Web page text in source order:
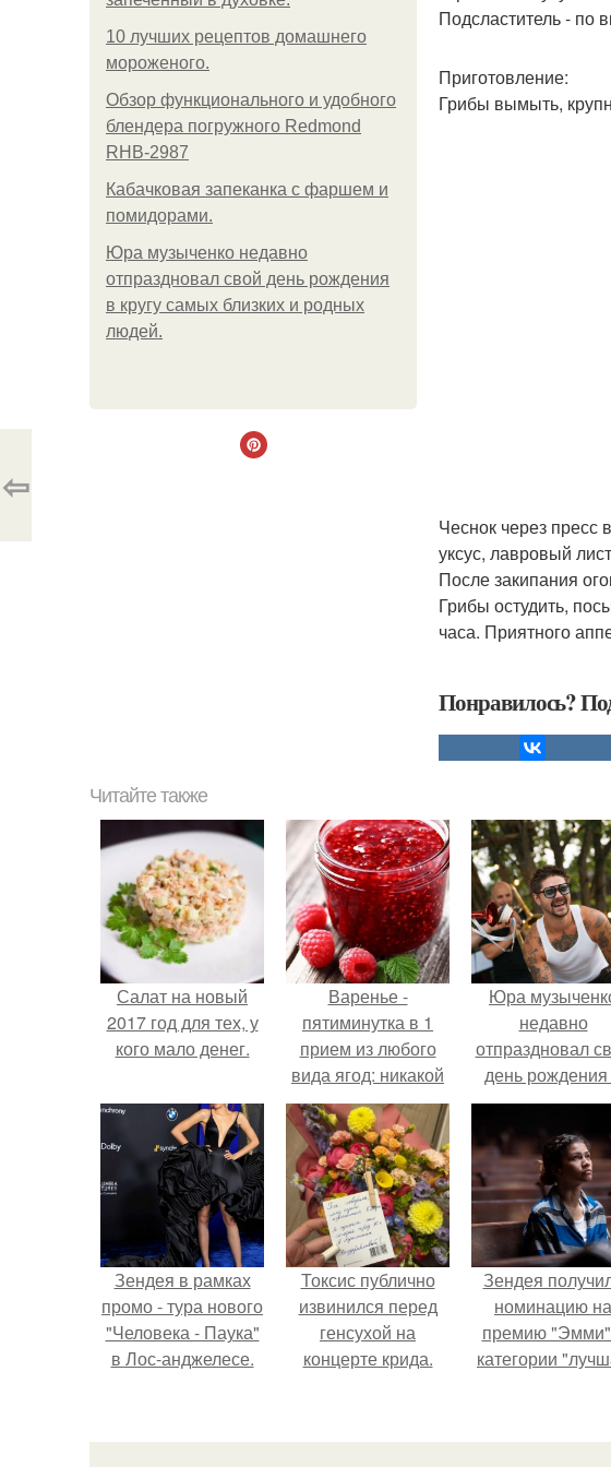
10 лучших рецептов домашнего
мороженого.
Обзор функционального и удобного
блендера погружного Redmond
RHB-2987
Кабачковая запеканка с фаршем и
помидорами.
Юра музыченко недавно
отпраздновал свой день рождения
в кругу самых близких и родных
людей.
Подсластитель - по
Приготовление:
Грибы вымыть,
Чеснок через пресс
уксус, лавровый
После закипания
Грибы остудить,
часа. Приятного
Понравилось?
⇦
Читайте также
Салат на новый
2017 год для тех, у
кого мало денег.
Варенье -
пятиминутка в 1
прием из любого
вида ягод: никакой
длительной варки,
все витамины на
месте!
Юра
недавно
отпраздновал
день рождения
кругу самых
близких и родных
людей.
Зендея в рамках
промо - тура нового
"Человека - Паука"
в Лос-анджелесе.
Токсис публично
извинился перед
генсухой на
концерте крида.
Зендея
номинацию на
премию
категории
сериале" за